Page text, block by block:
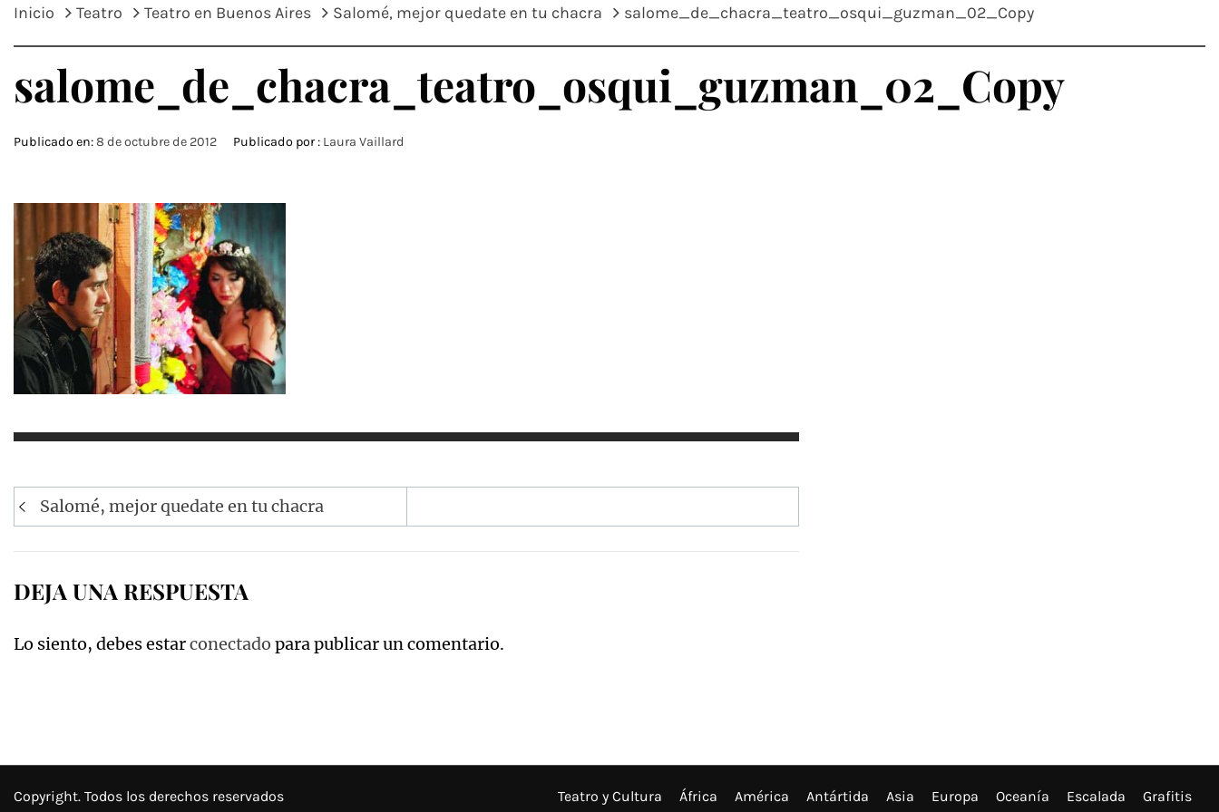
Inicio Teatro Teatro en Buenos Aires Salomé, mejor quedate en tu chacra salome_de_chacra_teatro_osqui_guzman_02_Copy
salome_de_chacra_teatro_osqui_guzman_02_Copy
Publicado en:8 de octubre de 2012 Publicado por : Laura Vaillard
Navegación
de
Salomé, mejor quedate en tu chacra
DEJA UNA RESPUESTA
Lo siento, debes estarconectado para publicar un comentario.
Copyright. Todos los derechos reservados Teatro y Cultura África América Antártida Asia Europa Oceanía Escalada Grafitis